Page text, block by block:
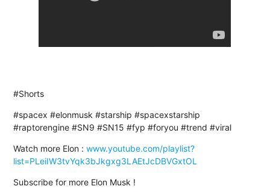
#Shorts
#spacex #elonmusk #starship #spacexstarship
#raptorengine #SN9 #SN15 #fyp #foryou #trend #viral
Watch more Elon :www.youtube.com/playlist?
list=PLeiIW3tvYqk3bJkgxg3LAEtJcDBVGxtOL
Subscribe for more Elon Musk !